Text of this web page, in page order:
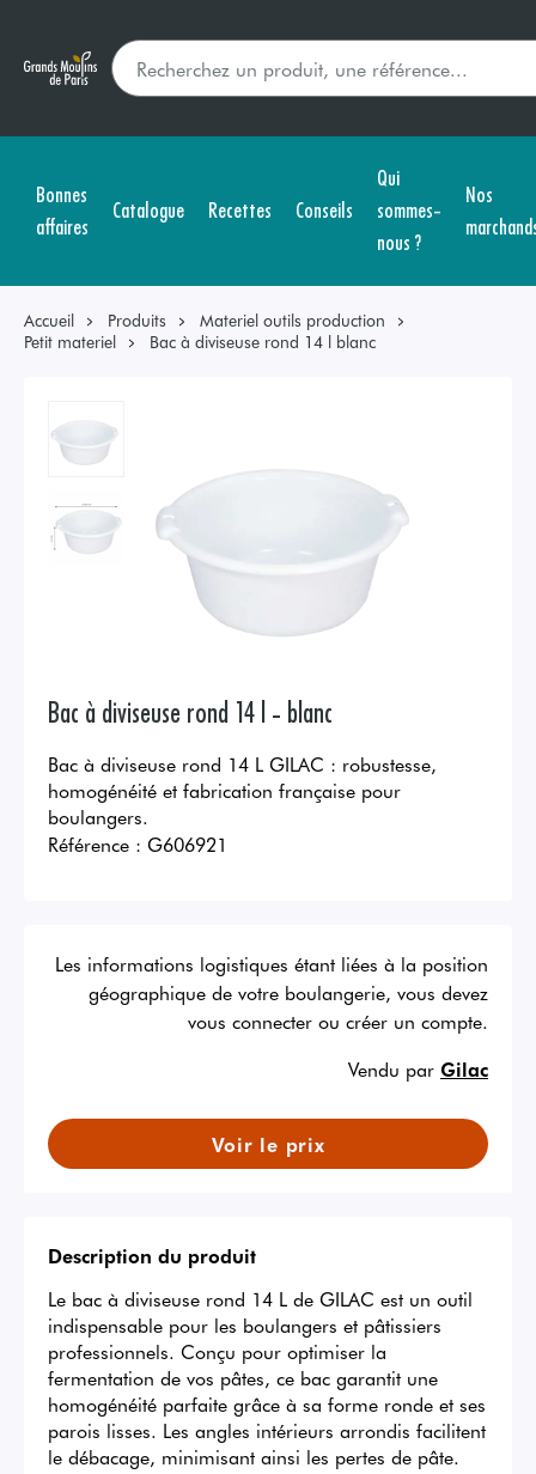
Bonnes
affaires
Catalogue Recettes Conseils
Qui
sommes-
nous ?
Nos
Accueil Produits
Materiel outils production
Petit materiel
Bac à diviseuse rond 14 l blanc
Bac à diviseuse rond 14 l - blanc
Bac à diviseuse rond 14 L GILAC : robustesse,
homogénéité et fabrication française pour
boulangers.
Référence : G606921
Les informations logistiques étant liées à la position
géographique de votre boulangerie, vous devez
vous connecter ou créer un compte.
Vendu par Gilac
Voir le prix
Description du produit
Le bac à diviseuse rond 14 L de GILAC est un outil
indispensable pour les boulangers et pâtissiers
professionnels. Conçu pour optimiser la
fermentation de vos pâtes, ce bac garantit une
homogénéité parfaite grâce à sa forme ronde et ses
parois lisses. Les angles intérieurs arrondis facilitent
le débacage, minimisant ainsi les pertes de pâte.